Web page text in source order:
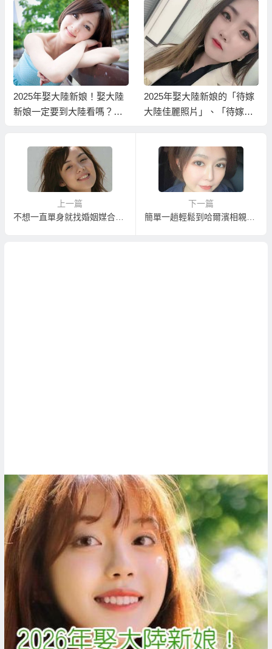
2025年娶大陸新娘！娶大陸
新娘一定要到大陸看嗎？能
2025年娶大陸新娘的「待嫁
大陸佳麗照片」、「待嫁大
上一篇
不想一直單身就找婚姻媒合娶大陸新娘
下一篇